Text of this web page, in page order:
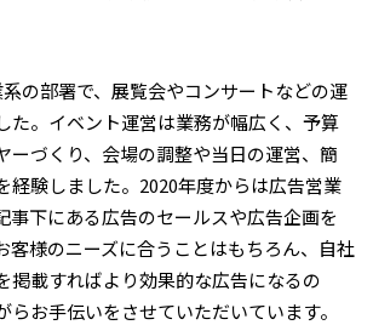
の部署で、展覧会やコンサートなどの運
た。イベント運営は業務が幅広く、予算
ーづくり、会場の調整や当日の運営、簡
経験しました。2020年度からは広告営業
事下にある広告のセールスや広告企画を
客様のニーズに合うことはもちろん、自社
掲載すればより効果的な広告になるの
らお手伝いをさせていただいています。